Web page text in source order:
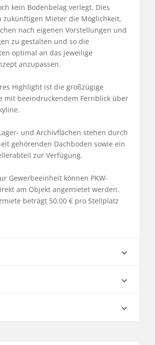
kein Bodenbelag verlegt. Dies
zukünftigen Mieter die Möglichkeit,
nach eigenen Vorstellungen und
zu gestalten und so die
optimal an das jeweilige
anzupassen.
Highlight ist die großzügige
mit beeindruckendem Fernblick über
und Archivflächen stehen durch
gehörenden Dachboden sowie ein
zur Verfügung.
Gewerbeeinheit können PKW-
am Objekt angemietet werden.
beträgt 50,00 € pro Stellplatz